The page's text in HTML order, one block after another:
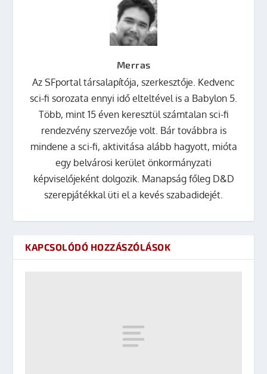
Merras
Az SFportal társalapítója, szerkesztője. Kedvenc
sci-fi sorozata ennyi idő elteltével is a Babylon 5.
Több, mint 15 éven keresztül számtalan sci-fi
rendezvény szervezője volt. Bár továbbra is
mindene a sci-fi, aktivitása alább hagyott, mióta
egy belvárosi kerület önkormányzati
képviselőjeként dolgozik. Manapság főleg D&D
szerepjátékkal üti el a kevés szabadidejét.
KAPCSOLÓDÓ HOZZÁSZÓLÁSOK